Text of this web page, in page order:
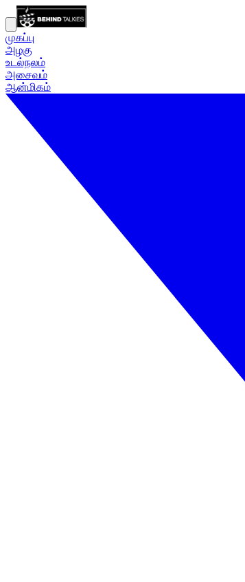
முகப்பு
அழகு
உடல்நலம்
அசைவம்
ஆன்மிகம்